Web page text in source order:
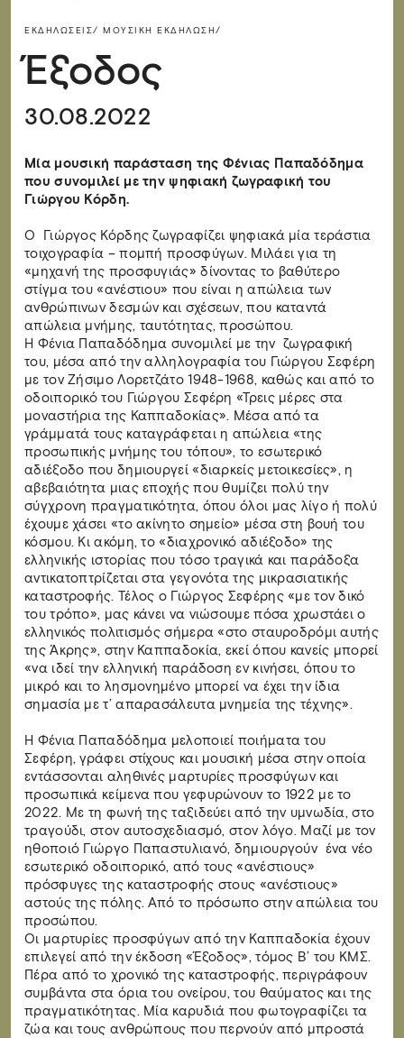
ΕΚΔΗΛΏΣΕΙΣ/ ΜΟΥΣΙΚΉ ΕΚΔΉΛΩΣΗ/
Έξοδος
30.08.2022
Mία μουσική παράσταση της Φένιας Παπαδόδημα
που συνομιλεί με την ψηφιακή ζωγραφική του
Γιώργου Κόρδη.
Ο Γιώργος Κόρδης ζωγραφίζει ψηφιακά μία τεράστια
τοιχογραφία – πομπή προσφύγων. Μιλάει για τη
«μηχανή της προσφυγιάς» δίνοντας το βαθύτερο
στίγμα του «ανέστιου» που είναι η απώλεια των
ανθρώπινων δεσμών και σχέσεων, που καταντά
απώλεια μνήμης, ταυτότητας, προσώπου.
Η Φένια Παπαδόδημα συνομιλεί με την ζωγραφική
του, μέσα από την αλληλογραφία του Γιώργου Σεφέρη
με τον Ζήσιμο Λορετζάτο 1948-1968, καθώς και από το
οδοιπορικό του Γιώργου Σεφέρη «Τρεις μέρες στα
μοναστήρια της Καππαδοκίας». Μέσα από τα
γράμματά τους καταγράφεται η απώλεια «της
προσωπικής μνήμης του τόπου», το εσωτερικό
αδιέξοδο που δημιουργεί «διαρκείς μετοικεσίες», η
αβεβαιότητα μιας εποχής που θυμίζει πολύ την
σύγχρονη πραγματικότητα, όπου όλοι μας λίγο ή πολύ
έχουμε χάσει «το ακίνητο σημείο» μέσα στη βουή του
κόσμου. Κι ακόμη, το «διαχρονικό αδιέξοδο» της
ελληνικής ιστορίας που τόσο τραγικά και παράδοξα
αντικατοπτρίζεται στα γεγονότα της μικρασιατικής
καταστροφής. Τέλος ο Γιώργος Σεφέρης «με τον δικό
του τρόπο», μας κάνει να νιώσουμε πόσα χρωστάει ο
ελληνικός πολιτισμός σήμερα «στο σταυροδρόμι αυτής
της Άκρης», στην Καππαδοκία, εκεί όπου κανείς μπορεί
«να ιδεί την ελληνική παράδοση εν κινήσει, όπου το
μικρό και το λησμονημένο μπορεί να έχει την ίδια
σημασία με τ’ απαρασάλευτα μνημεία της τέχνης».
Η Φένια Παπαδόδημα μελοποιεί ποιήματα του
Σεφέρη, γράφει στίχους και μουσική μέσα στην οποία
εντάσσονται αληθινές μαρτυρίες προσφύγων και
προσωπικά κείμενα που γεφυρώνουν το 1922 με το
2022. Με τη φωνή της ταξιδεύει από την υμνωδία, στο
τραγούδι, στον αυτοσχεδιασμό, στον λόγο. Μαζί με τον
ηθοποιό Γιώργο Παπαστυλιανό, δημιουργούν ένα νέο
εσωτερικό οδοιπορικό, από τους «ανέστιους»
πρόσφυγες της καταστροφής στους «ανέστιους»
αστούς της πόλης. Από το πρόσωπο στην απώλεια του
προσώπου.
Οι μαρτυρίες προσφύγων από την Καππαδοκία έχουν
επιλεγεί από την έκδοση «Έξοδος», τόμος Β’ του ΚΜΣ.
Πέρα από το χρονικό της καταστροφής, περιγράφουν
συμβάντα στα όρια του ονείρου, του θαύματος και της
πραγματικότητας. Μία καρυδιά που φωτογραφίζει τα
ζώα και τους ανθρώπους που περνούν από μπροστά